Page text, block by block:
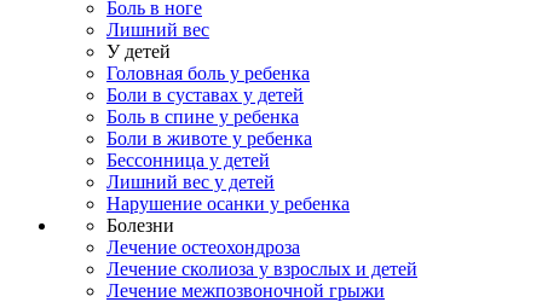
Боль в ноге
Лишний вес
У детей
Головная боль у ребенка
Боли в суставах у детей
Боль в спине у ребенка
Боли в животе у ребенка
Бессонница у детей
Лишний вес у детей
Нарушение осанки у ребенка
Болезни
Лечение остеохондроза
Лечение сколиоза у взрослых и детей
Лечение межпозвоночной грыжи